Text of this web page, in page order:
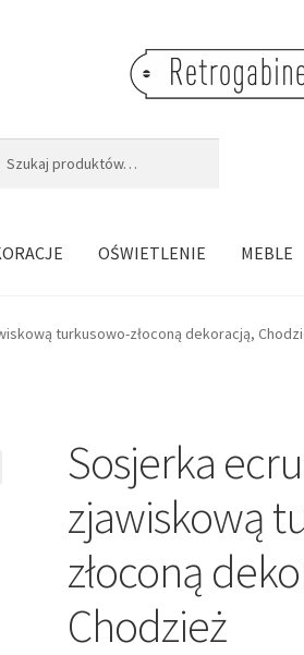
OŚWIETLENIE MEBLE
turkusowo-złoconą dekoracją,
Sosjerka
zjawiskową
złoconą
Chodzież